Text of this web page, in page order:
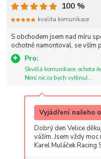
S obchodem jsem nad míru
ochotně namontoval, se vším
Pro:
Skvělá komunikace, ochota
Není nic,co bych vytknul...
100 %
kvalita komunikace
Vyjádření našeho
Dobrý den Velice
vážím. Jsem vždy
Karel Muláček Racing